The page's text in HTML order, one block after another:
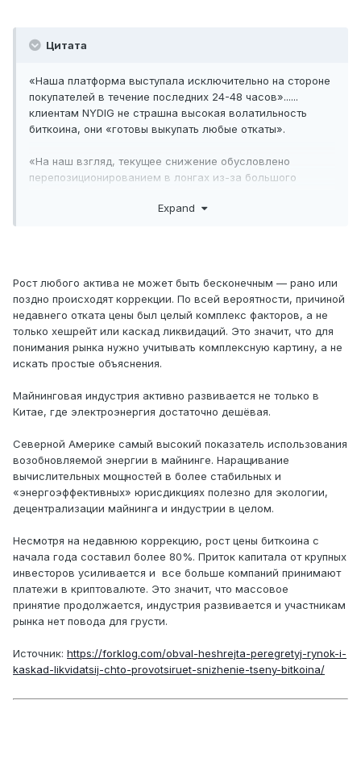
Цитата
«Наша платформа выступала исключительно на стороне
покупателей в течение последних 24-48 часов»......
клиентам NYDIG не страшна высокая волатильность
биткоина, они «готовы выкупать любые откаты».
«На наш взгляд, текущее снижение обусловлено
перепозиционированием в лонгах из-за большого
фона», — пояснил эксперт.Expand
Рост любого актива не может быть бесконечным — рано или
поздно происходят коррекции. По всей вероятности, причиной
недавнего отката цены был целый комплекс факторов, а не
только хешрейт или каскад ликвидаций. Это значит, что для
понимания рынка нужно учитывать комплексную картину, а не
искать простые объяснения.
Майнинговая индустрия активно развивается не только в
Китае, где электроэнергия достаточно дешёвая.
Северной Америке самый высокий показатель использования
возобновляемой энергии в майнинге. Наращивание
вычислительных мощностей в более стабильных и
«энергоэффективных» юрисдикциях полезно для экологии,
децентрализации майнинга и индустрии в целом.
Несмотря на недавнюю коррекцию, рост цены биткоина с
начала года составил более 80%. Приток капитала от крупных
инвесторов усиливается и все больше компаний принимают
платежи в криптовалюте. Это значит, что массовое
принятие продолжается, индустрия развивается и участникам
рынка нет повода для грусти.
Источник: https://forklog.com/obval-heshrejta-peregretyj-rynok-i-
kaskad-likvidatsij-chto-provotsiruet-snizhenie-tseny-bitkoina/